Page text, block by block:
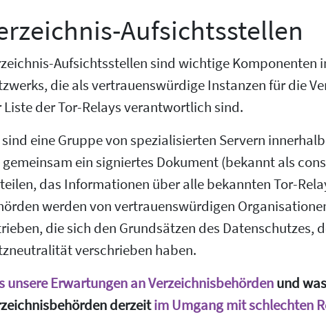
Aufsichtsstellen
Aufsichtsstellen sind wichtige Komponenten
die als vertrauenswürdige Instanzen für die
Liste der Tor-Relays verantwortlich sind.
sind eine Gruppe von spezialisierten Servern
ein signiertes Dokument (bekannt als
das Informationen über alle bekannten Tor-
werden von vertrauenswürdigen
die sich den Grundsätzen des Datenschutzes,
verschrieben haben.
unsere Erwartungen an Verzeichnisbehördenund
derzeitim Umgang mit schlechten